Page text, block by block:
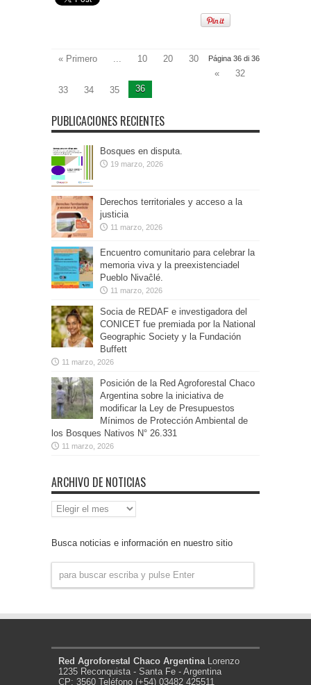
Página 36 di 36
« Primero 10 20
30
«
32
33
34 35 36
PUBLICACIONES RECIENTES
Bosques en disputa.
19 marzo, 2026
Derechos territoriales y acceso a la
justicia
11 marzo, 2026
Encuentro comunitario para celebrar la
memoria viva y la preexistenciadel
Pueblo Nivaĉlé.
11 marzo, 2026
Socia de REDAF e investigadora del
CONICET fue premiada por la National
Geographic Society y la Fundación
Buffett
11 marzo, 2026
Posición de la Red Agroforestal Chaco
Argentina sobre la iniciativa de
modificar la Ley de Presupuestos
Mínimos de Protección Ambiental de
los Bosques Nativos N° 26.331
11 marzo, 2026
ARCHIVO DE NOTICIAS
Archivo
de
Busca noticias e información en nuestro sitio
Red Agroforestal Chaco Argentina Lorenzo
1235 Reconquista - Santa Fe - Argentina
CP: 3560 Teléfono (+54) 03482 425511